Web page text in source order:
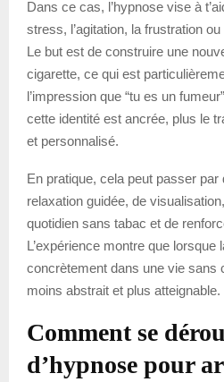
Dans ce cas, l’hypnose vise à
stress, l’agitation, la frustration
Le but est de construire une
cigarette, ce qui est
l’impression que “tu es un
cette identité est ancrée, plus le
et personnalisé.
En pratique, cela peut passer
relaxation guidée, de
quotidien sans tabac et de
L’expérience montre que lorsque
concrètement dans une vie sans
moins abstrait et plus atteignable.
Comment se
d’hypnose pour